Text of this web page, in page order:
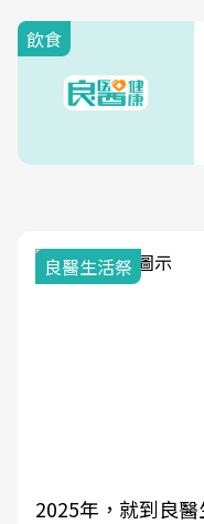
飲食
良醫生活祭
2025年，就到良